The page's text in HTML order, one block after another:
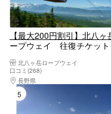
【最大200円割引】北八ヶ
ープウェイ 往復チケッ
北八ヶ岳ロープウェイ
口コミ(268)
長野県
蓼科・白樺湖・車山・女